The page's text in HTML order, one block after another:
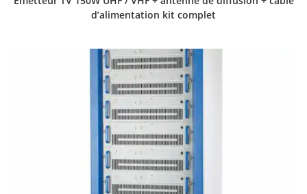
d’alimentation kit complet